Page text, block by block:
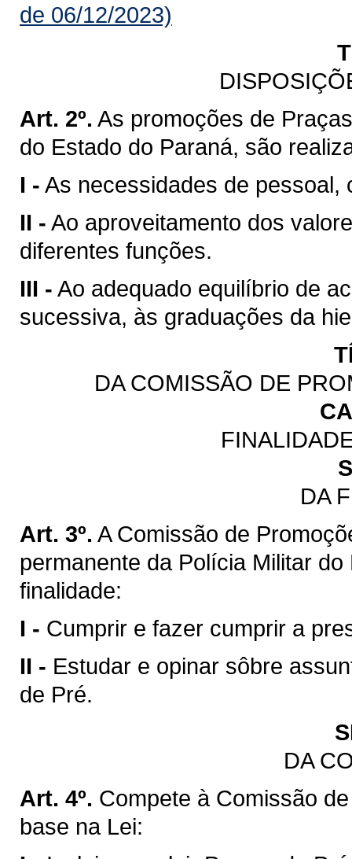
de 06/12/2023)
Art. 2º. As promoções de
do Estado do Paraná, são
I - As necessidades de pessoal,
II - Ao aproveitamento dos
diferentes funções.
III - Ao adequado equilíbrio de
sucessiva, às graduações da
DA COMISSÃO DE
DA
Art. 3º. A Comissão de
permanente da Polícia Militar
finalidade:
I - Cumprir e fazer cumprir a
II - Estudar e opinar sôbre
de Pré.
DA
Art. 4º. Compete à Comissão
base na Lei: